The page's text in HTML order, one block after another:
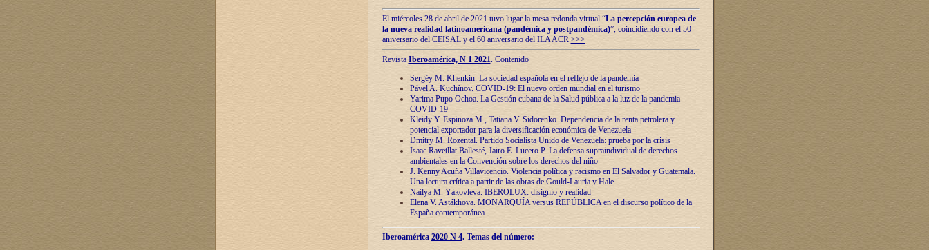
El miércoles 28 de abril de 2021 tuvo lugar la mesa redonda virtual “La percepción europea de
la nueva realidad latinoamericana (pandémica y postpandémica)”, coincidiendo con el 50
aniversario del CEISAL y el 60 aniversario del ILA ACR >>>
Revista Iberoamérica, N 1 2021. Contenido
Sergéy M. Khenkin. La sociedad española en el reflejo de la pandemia
Pável A. Kuchínov. COVID-19: El nuevo orden mundial en el turismo
Yarima Pupo Ochoa. La Gestión cubana de la Salud pública a la luz de la pandemia
COVID-19
Kleidy Y. Espinoza M., Tatiana V. Sidorenko. Dependencia de la renta petrolera y
potencial exportador para la diversificación económica de Venezuela
Dmitry M. Rozental. Partido Socialista Unido de Venezuela: prueba por la crisis
Isaac Ravetllat Ballesté, Jairo E. Lucero P. La defensa supraindividual de derechos
ambientales en la Convención sobre los derechos del niño
J. Kenny Acuña Villavicencio. Violencia política y racismo en El Salvador y Guatemala.
Una lectura crítica a partir de las obras de Gould-Lauria y Hale
Naílya M. Yákovleva. IBEROLUX: disignio y realidad
Elena V. Astákhova. MONARQUÍA versus REPÚBLICA en el discurso político de la
España contemporánea
Iberoamérica 2020 N 4. Temas del número: